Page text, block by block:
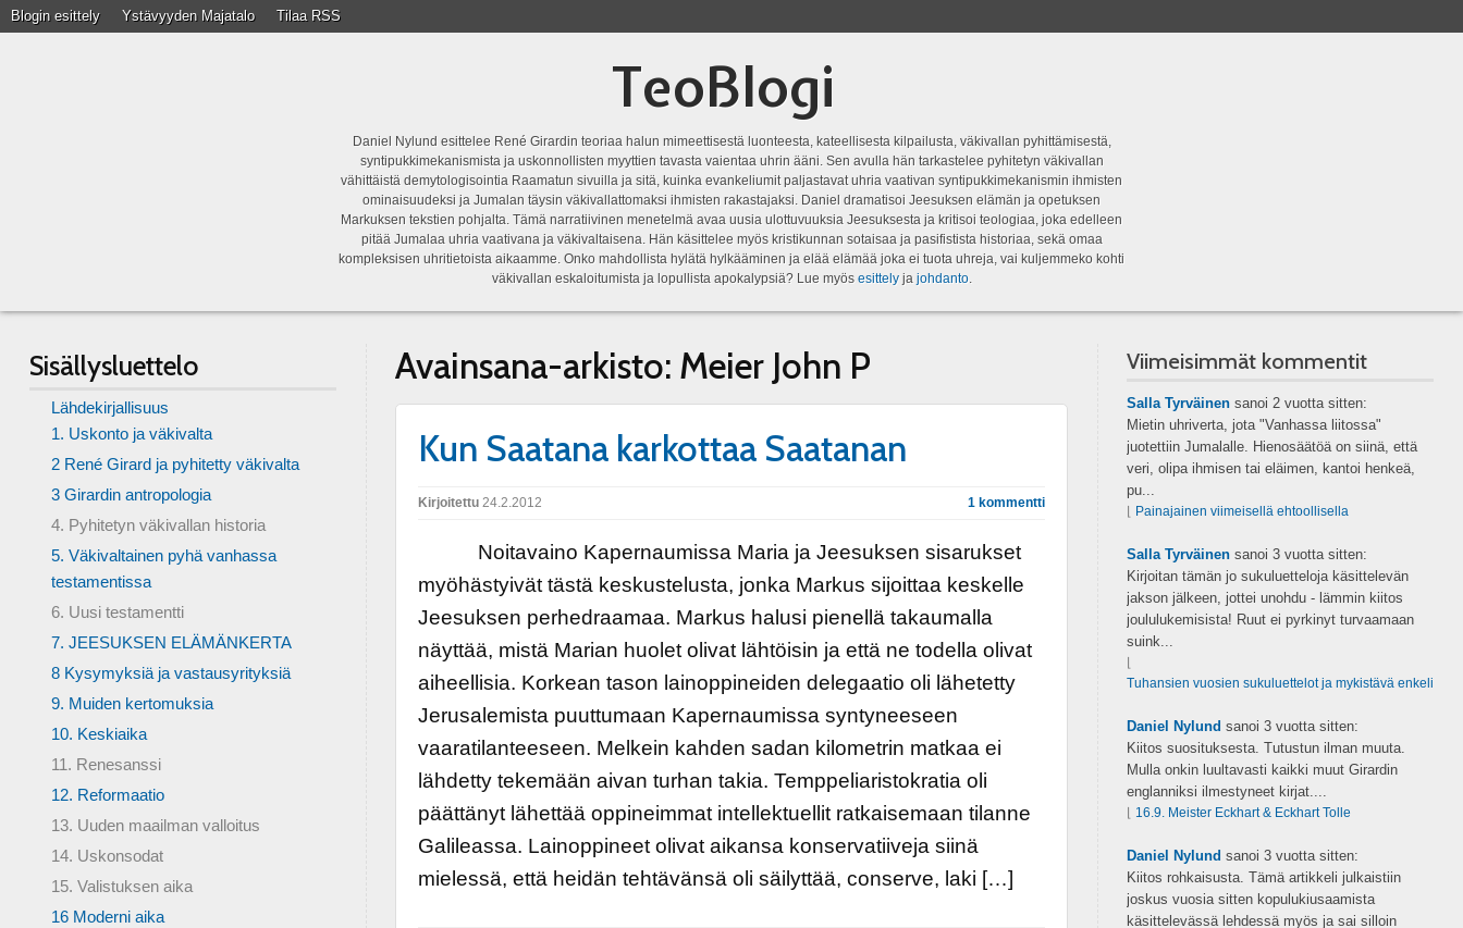
Blogin esittely Ystävyyden Majatalo Tilaa RSS
TeoBlogi
Daniel Nylund esittelee René Girardin teoriaa halun mimeettisestä luonteesta, kateellisesta kilpailusta, väkivallan pyhittämisestä,
syntipukkimekanismista ja uskonnollisten myyttien tavasta vaientaa uhrin ääni. Sen avulla hän tarkastelee pyhitetyn väkivallan
vähittäistä demytologisointia Raamatun sivuilla ja sitä, kuinka evankeliumit paljastavat uhria vaativan syntipukkimekanismin ihmisten
ominaisuudeksi ja Jumalan täysin väkivallattomaksi ihmisten rakastajaksi. Daniel dramatisoi Jeesuksen elämän ja opetuksen
Markuksen tekstien pohjalta. Tämä narratiivinen menetelmä avaa uusia ulottuvuuksia Jeesuksesta ja kritisoi teologiaa, joka edelleen
pitää Jumalaa uhria vaativana ja väkivaltaisena. Hän käsittelee myös kristikunnan sotaisaa ja pasifistista historiaa, sekä omaa
kompleksisen uhritietoista aikaamme. Onko mahdollista hylätä hylkääminen ja elää elämää joka ei tuota uhreja, vai kuljemmeko kohti
väkivallan eskaloitumista ja lopullista apokalypsiä? Lue myös esittelyja johdanto.
Avainsana-arkisto: Meier John P
Kun Saatana karkottaa Saatanan
Kirjoitettu24.2.2012 1 kommentti
Noitavaino Kapernaumissa Maria ja Jeesuksen sisarukset
myöhästyivät tästä keskustelusta, jonka Markus sijoittaa keskelle
Jeesuksen perhedraamaa. Markus halusi pienellä takaumalla
näyttää, mistä Marian huolet olivat lähtöisin ja että ne todella olivat
aiheellisia. Korkean tason lainoppineiden delegaatio oli lähetetty
Jerusalemista puuttumaan Kapernaumissa syntyneeseen
vaaratilanteeseen. Melkein kahden sadan kilometrin matkaa ei
lähdetty tekemään aivan turhan takia. Temppeliaristokratia oli
päättänyt lähettää oppineimmat intellektuellit ratkaisemaan tilanne
Galileassa. Lainoppineet olivat aikansa konservatiiveja siinä
mielessä, että heidän tehtävänsä oli säilyttää, conserve, laki […]
Sisällysluettelo
Lähdekirjallisuus
1. Uskonto ja väkivalta
2 René Girard ja pyhitetty väkivalta
3 Girardin antropologia
4. Pyhitetyn väkivallan historia
5. Väkivaltainen pyhä vanhassa
testamentissa
6. Uusi testamentti
7. JEESUKSEN ELÄMÄNKERTA
8 Kysymyksiä ja vastausyrityksiä
9. Muiden kertomuksia
10. Keskiaika
11. Renesanssi
12. Reformaatio
13. Uuden maailman valloitus
14. Uskonsodat
15. Valistuksen aika
16 Moderni aika
Viimeisimmät kommentit
Salla Tyrväinensanoi 2 vuotta sitten:
Mietin uhriverta, jota "Vanhassa liitossa"
juotettiin Jumalalle. Hienosäätöä on siinä, että
veri, olipa ihmisen tai eläimen, kantoi henkeä,
pu...
Painajainen viimeisellä ehtoollisella
Salla Tyrväinensanoi 3 vuotta sitten:
Kirjoitan tämän jo sukuluetteloja käsittelevän
jakson jälkeen, jottei unohdu - lämmin kiitos
joululukemisista! Ruut ei pyrkinyt turvaamaan
suink...
Tuhansien vuosien sukuluettelot ja mykistävä enkeli
Daniel Nylund sanoi 3 vuotta sitten:
Kiitos suosituksesta. Tutustun ilman muuta.
Mulla onkin luultavasti kaikki muut Girardin
englanniksi ilmestyneet kirjat....
16.9. Meister Eckhart & Eckhart Tolle
Daniel Nylund sanoi 3 vuotta sitten:
Kiitos rohkaisusta. Tämä artikkeli julkaistiin
joskus vuosia sitten kopulukiusaamista
käsittelevässä lehdessä myös ja sai silloin